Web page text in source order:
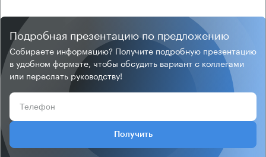
Подробная презентацию по предложению
Собираете информацию? Получите подробную презентацию
в удобном формате, чтобы обсудить вариант с коллегами
или переслать руководству!
Получить